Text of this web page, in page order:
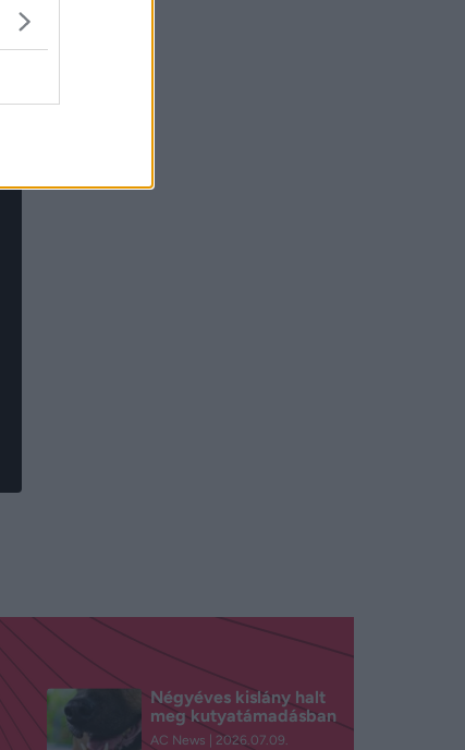
Négyéves kislány halt
meg kutyatámadásban
AC News 2026.07.09.